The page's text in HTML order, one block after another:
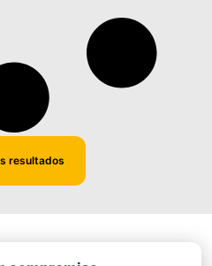
resultados